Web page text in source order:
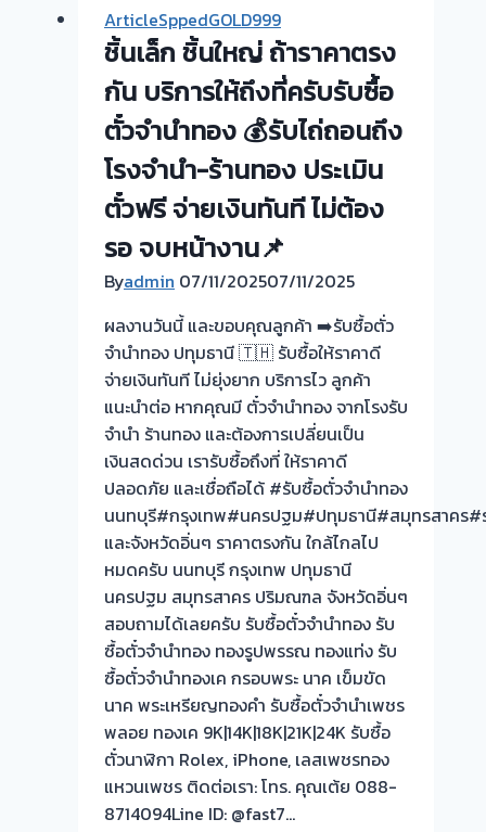
ทอง
ยินดี
บริการ
รับ
ไถ่ถอน
โรง
จำนำ
ร้าน
ประเมิน
หน้า
ตั๋ว
ฟรี
จ่าย
สด
ทันที
ไม่
ต้อง
รอ
จบไว
📌
ผล
งาน
วัน
นี➡️รับ
ซื้อ
ตั๋ว
จำนำ
ArticleSppedGOLD999
ชิ้นเล็ก ชิ้นใหญ่ ถ้าราคาตรง
กัน บริการให้ถึงที่ครับรับซื้อ
ตั๋วจำนำทอง 💰รับไถ่ถอนถึง
โรงจำนำ-ร้านทอง ประเมิน
ตั๋วฟรี จ่ายเงินทันที ไม่ต้อง
รอ จบหน้างาน📌
Byadmin 07/11/202507/11/2025
ผลงานวันนี้ และขอบคุณลูกค้า ➡️รับซื้อตั่ว
จำนำทอง ปทุมธานี 🇹🇭 รับซื้อให้ราคาดี
จ่ายเงินทันที ไม่ยุ่งยาก บริการไว ลูกค้า
แนะนำต่อ หากคุณมี ตั๋วจำนำทอง จากโรงรับ
จำนำ ร้านทอง และต้องการเปลี่ยนเป็น
เงินสดด่วน เรารับซื้อถึงที่ ให้ราคาดี
ปลอดภัย และเชื่อถือได้ #รับซื้อตั๋วจำนำทอง
นนทบุรี#กรุงเทพ#นครปฐม#ปทุมธานี#สมุทรสาคร#
และจังหวัดอิ่นๆ ราคาตรงกัน ใกล้ไกลไป
หมดครับ นนทบุรี กรุงเทพ ปทุมธานี
นครปฐม สมุทรสาคร ปริมณฑล จังหวัดอิ่นๆ
สอบถามได้เลยครับ รับซื้อตั๋วจำนำทอง รับ
ซื้อตั๋วจำนำทอง ทองรูปพรรณ ทองแท่ง รับ
ซื้อตั๋วจำนำทองเค กรอบพระ นาค เข็มขัด
นาค พระเหรียญทองคำ รับซื้อตั๋วจำนำเพชร
พลอย ทองเค 9K|14K|18K|21K|24K รับซื้อ
ตั๋วนาฬิกา Rolex, iPhone, เลสเพชรทอง
แหวนเพชร ติดต่อเรา: โทร. คุณเต้ย 088-
8714094Line ID: @fast7…